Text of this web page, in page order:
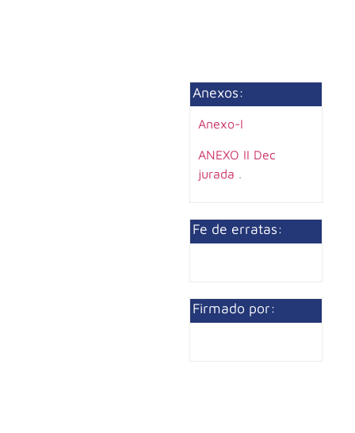
Anexos:
Anexo-I
ANEXO II Dec
jurada .
Fe de erratas:
Firmado por: